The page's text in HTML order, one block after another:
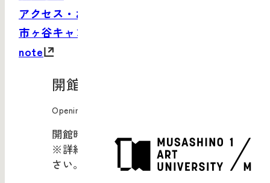
アクセス・お問い合わせ
市ヶ谷キャンパスサイト
note
開館情報
Opening Information
開館時間：10:00-20:00
※詳細は
現在開催中のイベントをご覧くだ
さい。